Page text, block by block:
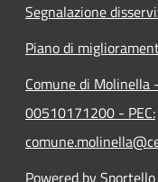
Segnalazione
Piano di
Comune di
00510171200 - PEC: